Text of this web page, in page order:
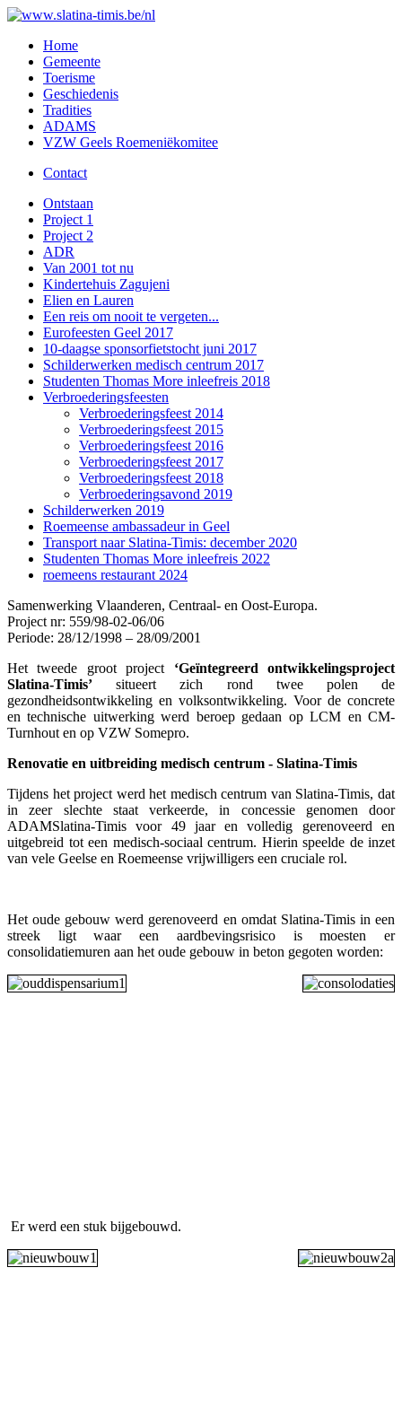
Home
Gemeente
Toerisme
Geschiedenis
Tradities
ADAMS
VZW Geels Roemeniëkomitee
Contact
Ontstaan
Project 1
Project 2
ADR
Van 2001 tot nu
Kindertehuis Zagujeni
Elien en Lauren
Een reis om nooit te vergeten...
Eurofeesten Geel 2017
10-daagse sponsorfietstocht juni 2017
Schilderwerken medisch centrum 2017
Studenten Thomas More inleefreis 2018
Verbroederingsfeesten
Verbroederingsfeest 2014
Verbroederingsfeest 2015
Verbroederingsfeest 2016
Verbroederingsfeest 2017
Verbroederingsfeest 2018
Verbroederingsavond 2019
Schilderwerken 2019
Roemeense ambassadeur in Geel
Transport naar Slatina-Timis: december 2020
Studenten Thomas More inleefreis 2022
roemeens restaurant 2024
Samenwerking Vlaanderen, Centraal- en Oost-Europa.
Project nr: 559/98-02-06/06
Periode: 28/12/1998 – 28/09/2001
Het tweede groot project ‘Geïntegreerd ontwikkelingsproject
Slatina-Timis’ situeert zich rond twee polen de
gezondheidsontwikkeling en volksontwikkeling. Voor de concrete
en technische uitwerking werd beroep gedaan op LCM en CM-
Turnhout en op VZW Somepro.
Renovatie en uitbreiding medisch centrum - Slatina-Timis
Tijdens het project werd het medisch centrum van Slatina-Timis, dat
in zeer slechte staat verkeerde, in concessie genomen door
ADAMSlatina-Timis voor 49 jaar en volledig gerenoveerd en
uitgebreid tot een medisch-sociaal centrum. Hierin speelde de inzet
van vele Geelse en Roemeense vrijwilligers een cruciale rol.
Het oude gebouw werd gerenoveerd en omdat Slatina-Timis in een
streek ligt waar een aardbevingsrisico is moesten er
consolidatiemuren aan het oude gebouw in beton gegoten worden:
Er werd een stuk bijgebouwd.